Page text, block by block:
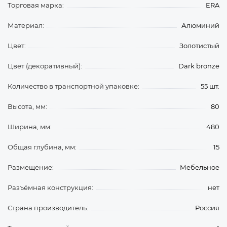
Торговая марка: ERA
Материал: Алюминий
Цвет: Золотистый
Цвет (декоративный): Dark bronze
Количество в транспортной упаковке: 55 шт.
Высота, мм: 80
Ширина, мм: 480
Общая глубина, мм: 15
Размещение: Мебельное
Разъёмная конструкция: нет
Страна производитель: Россия